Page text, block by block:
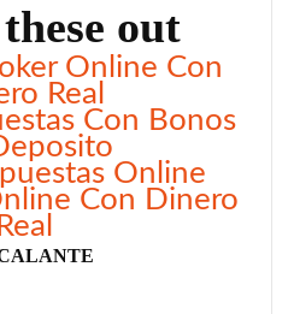
out
Online Con
Real
Con Bonos
Online
Con Dinero
Real